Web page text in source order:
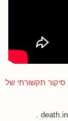
סיקור תקשורתי של